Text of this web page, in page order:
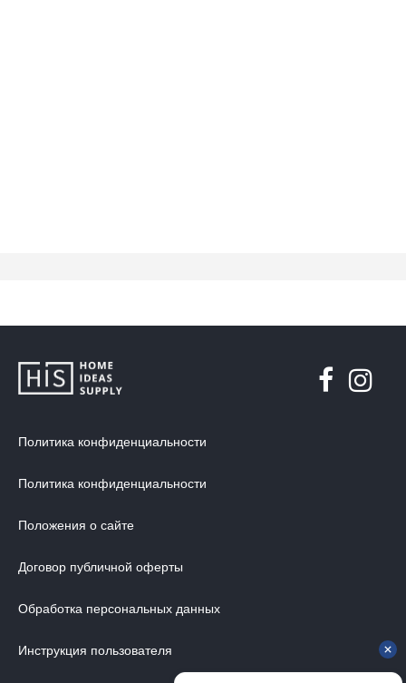
Политика конфиденциальности
Политика конфиденциальности
Положения о сайте
Договор публичной оферты
Обработка персональных данных
Инструкция пользователя